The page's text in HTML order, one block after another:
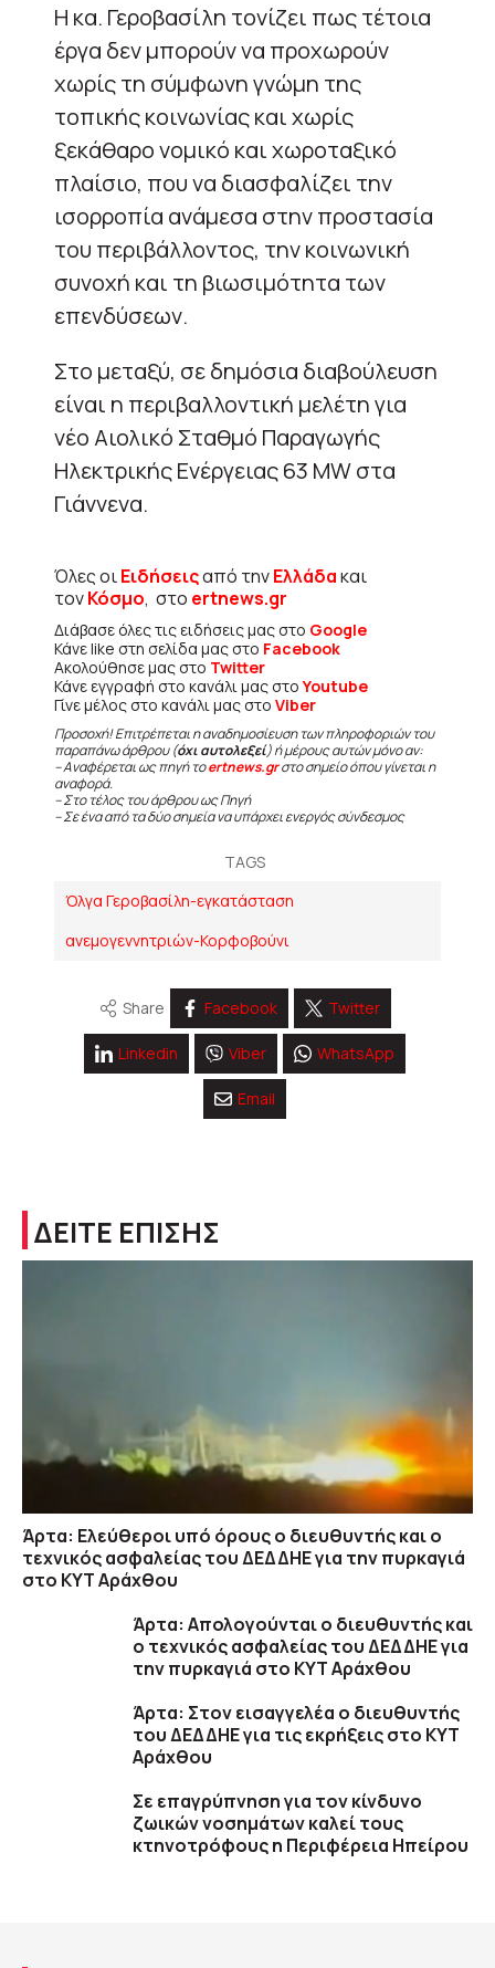
Η κα. Γεροβασίλη τονίζει πως τέτοια
έργα δεν μπορούν να προχωρούν
χωρίς τη σύμφωνη γνώμη της
τοπικής κοινωνίας και χωρίς
ξεκάθαρο νομικό και χωροταξικό
πλαίσιο, που να διασφαλίζει την
ισορροπία ανάμεσα στην προστασία
του περιβάλλοντος, την κοινωνική
συνοχή και τη βιωσιμότητα των
επενδύσεων.
Στο μεταξύ, σε δημόσια διαβούλευση
είναι η περιβαλλοντική μελέτη για
νέο Αιολικό Σταθμό Παραγωγής
Ηλεκτρικής Ενέργειας 63 MW στα
Γιάννενα.
Όλες οιΕιδήσειςαπό τηνΕλλάδακαι
τονΚόσμο, στο ertnews.gr
Διάβασε όλες τις ειδήσεις μας στο Google
Κάνε like στη σελίδα μας στο Facebook
Ακολούθησε μας στο Twitter
Κάνε εγγραφή στο κανάλι μας στοYoutube
Γίνε μέλος στο κανάλι μας στο Viber
Προσοχή! Επιτρέπεται η αναδημοσίευση των πληροφοριών του
παραπάνω άρθρου (όχι αυτολεξεί) ή μέρους αυτών μόνο αν:
– Αναφέρεται ως πηγή τοertnews.grστο σημείο όπου γίνεται η
αναφορά.
– Στο τέλος του άρθρου ως Πηγή
– Σε ένα από τα δύο σημεία να υπάρχει ενεργός σύνδεσμος
TAGS
Όλγα Γεροβασίλη-εγκατάσταση
ανεμογεννητριών-Κορφοβούνι
Share Facebook Twitter
Linkedin Viber WhatsApp
Email
ΔΕΙΤΕ ΕΠΙΣΗΣ
Άρτα: Ελεύθεροι υπό όρους ο διευθυντής και ο
τεχνικός ασφαλείας του ΔΕΔΔΗΕ για την πυρκαγιά
στο ΚΥΤ Αράχθου
Άρτα: Απολογούνται ο διευθυντής και
ο τεχνικός ασφαλείας του ΔΕΔΔΗΕ για
την πυρκαγιά στο ΚΥΤ Αράχθου
Άρτα: Στον εισαγγελέα ο διευθυντής
του ΔΕΔΔΗΕ για τις εκρήξεις στο ΚΥΤ
Αράχθου
Σε επαγρύπνηση για τον κίνδυνο
ζωικών νοσημάτων καλεί τους
κτηνοτρόφους η Περιφέρεια Ηπείρου